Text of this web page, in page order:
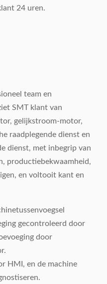
24 uren.
team en
SMT klant van
gelijkstroom-motor,
raadplegende dienst en
dienst, met inbegrip van
productiebekwaamheid,
en voltooit kant en
gecontroleerd door
door
HMI, en de machine